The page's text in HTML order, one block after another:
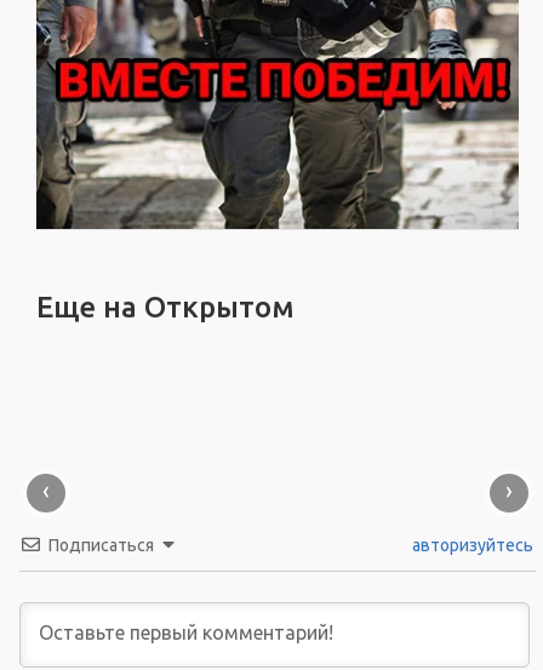
Еще на Открытом
‹ ›
Подписаться авторизуйтесь